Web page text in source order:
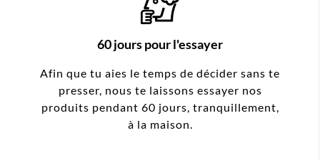
60 jours pour l'essayer
Afin que tu aies le temps de décider sans te
presser, nous te laissons essayer nos
produits pendant 60 jours, tranquillement,
à la maison.